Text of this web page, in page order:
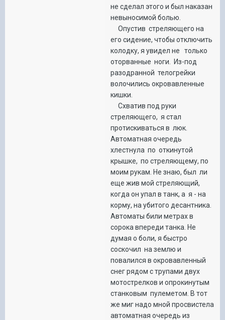
не сделал этого и был наказан
невыносимой болью.
Опустив стреляющего на
его сидение, чтобы отключить
колодку, я увидел не только
оторванные ноги. Из-под
разодранной телогрейки
волочились окровавленные
кишки.
Схватив под руки
стреляющего, я стал
протискиваться в люк.
Автоматная очередь
хлестнула по откинутой
крышке, по стреляющему, по
моим рукам. Не знаю, был ли
еще жив мой стреляющий,
когда он упал в танк, а я - на
корму, на убитого десантника.
Автоматы били метрах в
сорока впереди танка. Не
думая о боли, я быстро
соскочил на землю и
повалился в окровавленный
снег рядом с трупами двух
мотострелков и опрокинутым
станковым пулеметом. В тот
же миг надо мной просвистела
автоматная очередь из